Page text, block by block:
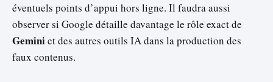
éventuels points d’appui hors ligne. Il faudra aussi
observer si Google détaille davantage le rôle exact de
Geminiet des autres outils IA dans la production des
faux contenus.